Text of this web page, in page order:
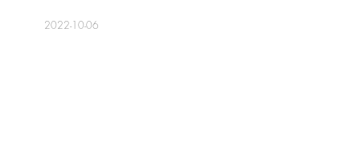
2022-10-06